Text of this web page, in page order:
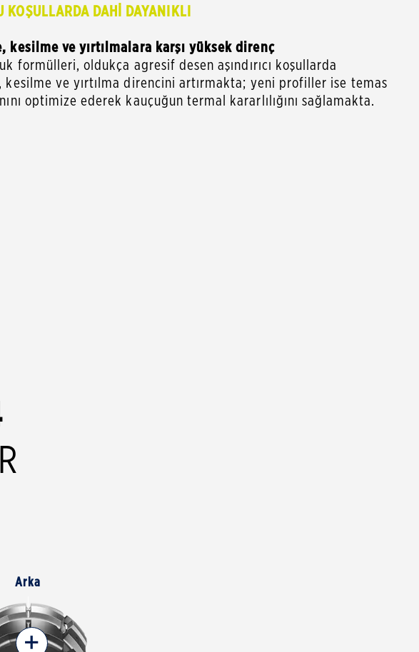
KOŞULLARDA DAHİ DAYANIKLI
kesilme ve yırtılmalara karşı yüksek direnç
formülleri, oldukça agresif desen aşındırıcı koşullarda
kesilme ve yırtılma direncini artırmakta; yeni profiller ise temas
optimize ederek kauçuğun termal kararlılığını sağlamakta.
Arka
+